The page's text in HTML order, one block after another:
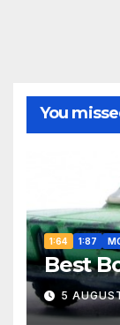
You
1:64 1:87
Best
5